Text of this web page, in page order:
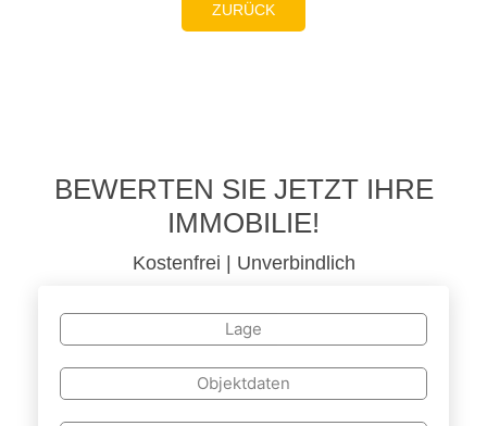
ZURÜCK
BEWERTEN SIE JETZT IHRE
IMMOBILIE!
Kostenfrei | Unverbindlich
Lage
Objektdaten